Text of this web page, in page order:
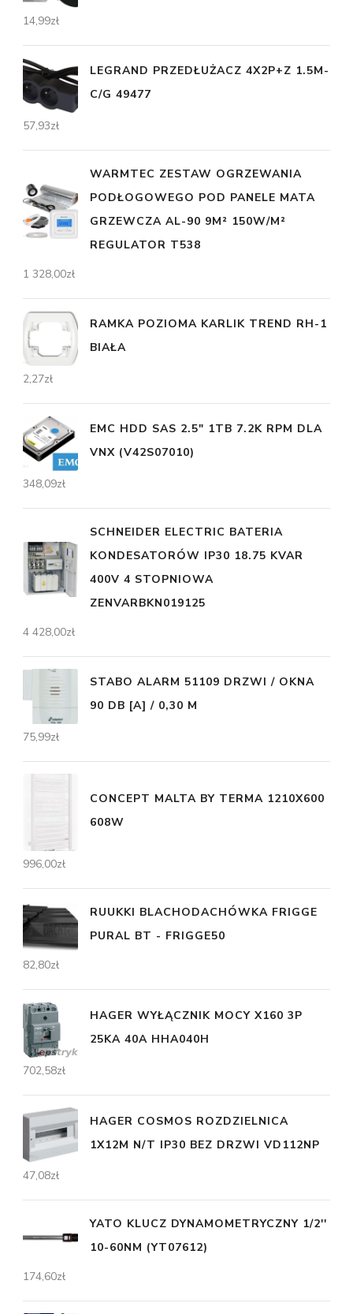
14,99zł
LEGRAND PRZEDŁUŻACZ 4X2P+Z 1.5M-
C/G 49477
57,93zł
WARMTEC ZESTAW OGRZEWANIA
PODŁOGOWEGO POD PANELE MATA
GRZEWCZA AL-90 9M² 150W/M²
REGULATOR T538
1 328,00zł
RAMKA POZIOMA KARLIK TREND RH-1
BIAŁA
2,27zł
EMC HDD SAS 2.5" 1TB 7.2K RPM DLA
VNX (V42S07010)
348,09zł
SCHNEIDER ELECTRIC BATERIA
KONDESATORÓW IP30 18.75 KVAR
400V 4 STOPNIOWA
ZENVARBKN019125
4 428,00zł
STABO ALARM 51109 DRZWI / OKNA
90 DB [A] / 0,30 M
75,99zł
CONCEPT MALTA BY TERMA 1210X600
608W
996,00zł
RUUKKI BLACHODACHÓWKA FRIGGE
PURAL BT - FRIGGE50
82,80zł
HAGER WYŁĄCZNIK MOCY X160 3P
25KA 40A HHA040H
702,58zł
HAGER COSMOS ROZDZIELNICA
1X12M N/T IP30 BEZ DRZWI VD112NP
47,08zł
YATO KLUCZ DYNAMOMETRYCZNY 1/2''
10-60NM (YT07612)
174,60zł